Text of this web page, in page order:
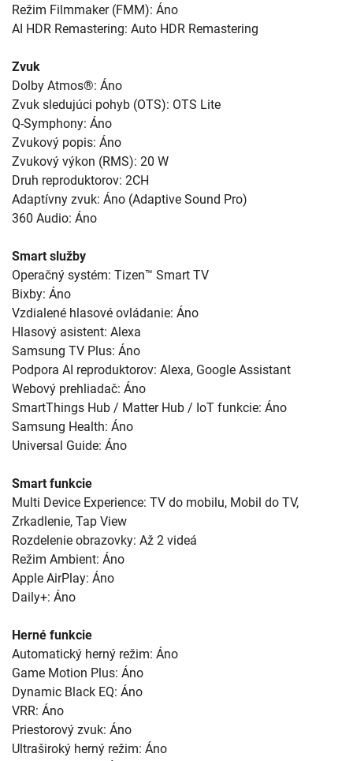
Režim Filmmaker (FMM): Áno
AI HDR Remastering: Auto HDR Remastering
Zvuk
Dolby Atmos®: Áno
Zvuk sledujúci pohyb (OTS): OTS Lite
Q-Symphony: Áno
Zvukový popis: Áno
Zvukový výkon (RMS): 20 W
Druh reproduktorov: 2CH
Adaptívny zvuk: Áno (Adaptive Sound Pro)
360 Audio: Áno
Smart služby
Operačný systém: Tizen™ Smart TV
Bixby: Áno
Vzdialené hlasové ovládanie: Áno
Hlasový asistent: Alexa
Samsung TV Plus: Áno
Podpora AI reproduktorov: Alexa, Google Assistant
Webový prehliadač: Áno
SmartThings Hub / Matter Hub / IoT funkcie: Áno
Samsung Health: Áno
Universal Guide: Áno
Smart funkcie
Multi Device Experience: TV do mobilu, Mobil do TV,
Zrkadlenie, Tap View
Rozdelenie obrazovky: Až 2 videá
Režim Ambient: Áno
Apple AirPlay: Áno
Daily+: Áno
Herné funkcie
Automatický herný režim: Áno
Game Motion Plus: Áno
Dynamic Black EQ: Áno
VRR: Áno
Priestorový zvuk: Áno
Ultraširoký herný režim: Áno